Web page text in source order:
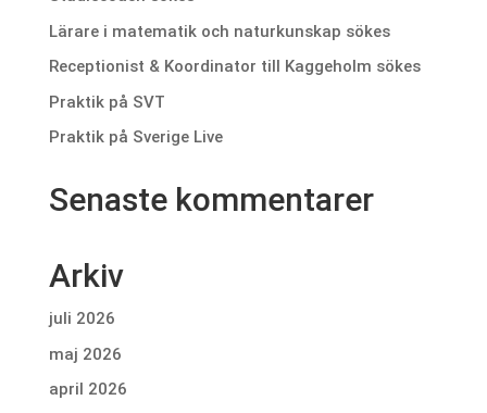
Lärare i matematik och naturkunskap sökes
Receptionist & Koordinator till Kaggeholm sökes
Praktik på SVT
Praktik på Sverige Live
Senaste kommentarer
Arkiv
juli 2026
maj 2026
april 2026